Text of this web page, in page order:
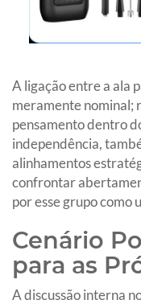
A ligação entre a ala
meramente nominal;
pensamento dentro
independência,
alinhamentos
confrontar
por esse grupo como
Cenário
para as
A discussão interna